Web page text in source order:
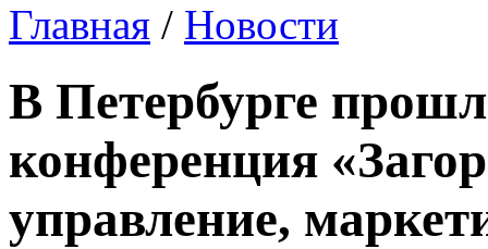
Главная / Новости
В Петербурге
конференция
управление,